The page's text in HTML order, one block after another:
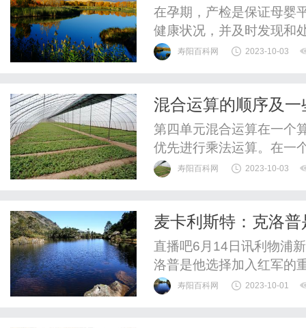
在孕期，产检是保证母婴
健康状况，并及时发现和
性、常规产检项目和一些
持健康的生活方式，以及
寿阳百科网 2023-10-03
混合运算的顺序及
第四单元混合运算在一个
优先进行乘法运算。在一
该优先进行除法运算。在
个月，其中1月、3月、5
寿阳百科网 2023-10-03
麦卡利斯特：克洛
曼城的竞争
直播吧6月14日讯利物浦
洛普是他选择加入红军的
寿阳百科网 2023-10-01